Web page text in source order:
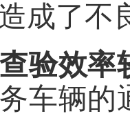
成了不
验效率
车辆的